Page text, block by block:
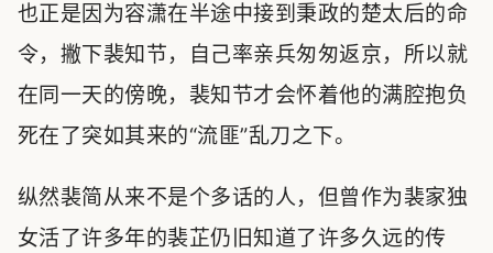
也正是因为容潇在半途中接到秉政的楚太后的命
令，撇下裴知节，自己率亲兵匆匆返京，所以就
在同一天的傍晚，裴知节才会怀着他的满腔抱负
死在了突如其来的“流匪”乱刀之下。
纵然裴简从来不是个多话的人，但曾作为裴家独
女活了许多年的裴芷仍旧知道了许多久远的传